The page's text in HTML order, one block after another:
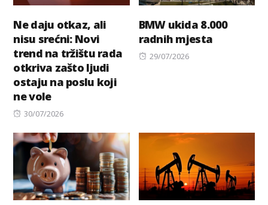
Ne daju otkaz, ali
nisu srećni: Novi
trend na tržištu rada
otkriva zašto ljudi
ostaju na poslu koji
ne vole
Posted
30/07/2026
BMW ukida 8.000
radnih mjesta
Posted
29/07/2026